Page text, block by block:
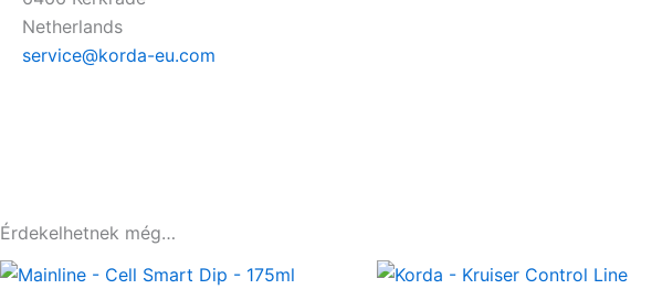
Netherlands
service@korda-eu.com
Érdekelhetnek még…
Ennek